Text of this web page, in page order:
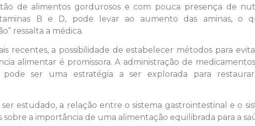
de alimentos gordurosos e com pouca presença de
B e D, pode levar ao aumento das aminas, o
ressalta a médica.
recentes, a possibilidade de estabelecer métodos para
alimentar é promissora. A administração de
pode ser uma estratégia a ser explorada para
estudado, a relação entre o sistema gastrointestinal e o
sobre a importância de uma alimentação equilibrada para a